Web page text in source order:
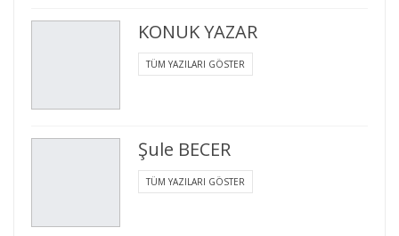
KONUK YAZAR
TÜM YAZILARI GÖSTER
Şule BECER
TÜM YAZILARI GÖSTER